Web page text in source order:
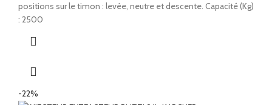
positions sur le timon : levée, neutre et descente. Capacité (Kg)
: 2500
-22%